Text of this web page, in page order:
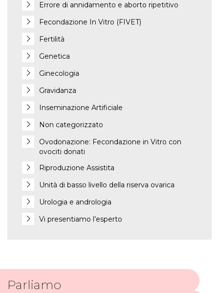
Errore di annidamento e aborto ripetitivo
Fecondazione In Vitro (FIVET)
Fertilità
Genetica
Ginecologia
Gravidanza
Inseminazione Artificiale
Non categorizzato
Ovodonazione: Fecondazione in Vitro con
ovociti donati
Riproduzione Assistita
Unità di basso livello della riserva ovarica
Urologia e andrologia
Vi presentiamo l’esperto
Parliamo